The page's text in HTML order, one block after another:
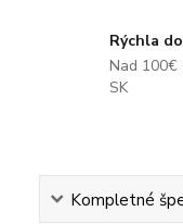
Rýchla
Nad 100€
SK
Kompletné